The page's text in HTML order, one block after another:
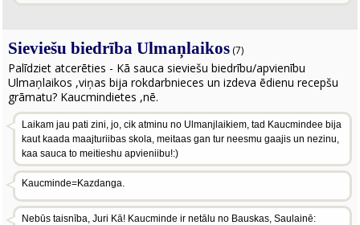
Sieviešu biedrība Ulmaņlaikos (7)
Palīdziet atcerēties - Kā sauca sieviešu biedrību/apvienību
Ulmaņlaikos ,viņas bija rokdarbnieces un izdeva ēdienu recepšu
grāmatu? Kaucmindietes ,nē.
Laikam jau pati zini, jo, cik atminu no Ulmanjlaikiem, tad Kaucmindee bija
kaut kaada maajturiibas skola, meitaas gan tur neesmu gaajis un nezinu,
kaa sauca to meitieshu apvieniibu!:)
Kaucminde=Kazdanga.
Nebūs taisnība, Juri Kā! Kaucminde ir netālu no Bauskas, Saulainē: